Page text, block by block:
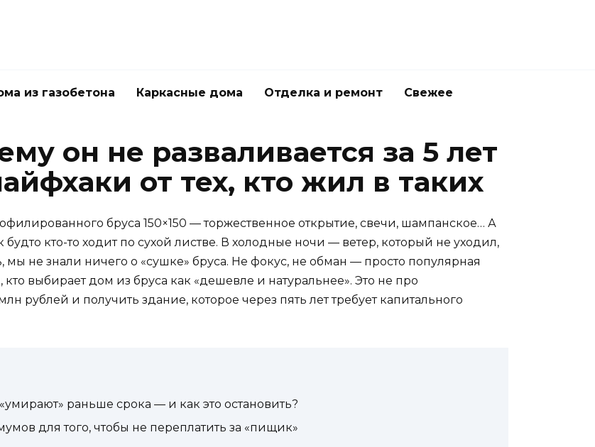
из газобетона Каркасные дома Отделка и ремонт Свежее
он не разваливается за 5 лет
от тех, кто жил в таких
бруса 150×150 — торжественное открытие, свечи, шампанское… А
кто-то ходит по сухой листве. В холодные ночи — ветер, который не уходил,
мы не знали ничего о «сушке» бруса. Не фокус, не обман — просто популярная
выбирает дом из бруса как «дешевле и натуральнее». Это не про
рублей и получить здание, которое через пять лет требует капитального
раньше срока — и как это остановить?
для того, чтобы не переплатить за «пищик»